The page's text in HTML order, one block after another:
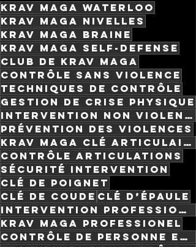
krav maga waterloo
krav maga nivelles
krav maga braine
Krav Maga self-defense
club de krav maga
contrôle sans violence
techniques de contrôle
gestion de crise physique
intervention non violente
prévention des violences
krav maga clé articulaire
contrôle articulations
sécurité intervention
clé de poignet
clé de coude clé d’épaule
intervention professionnelle
krav maga professionel
Contrôle de personne en Krav Maga